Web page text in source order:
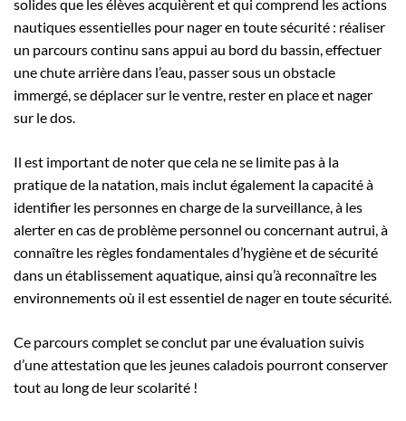
solides que les élèves acquièrent et qui comprend les actions
nautiques essentielles pour nager en toute sécurité : réaliser
un parcours continu sans appui au bord du bassin, effectuer
une chute arrière dans l’eau, passer sous un obstacle
immergé, se déplacer sur le ventre, rester en place et nager
sur le dos.
Il est important de noter que cela ne se limite pas à la
pratique de la natation, mais inclut également la capacité à
identifier les personnes en charge de la surveillance, à les
alerter en cas de problème personnel ou concernant autrui, à
connaître les règles fondamentales d’hygiène et de sécurité
dans un établissement aquatique, ainsi qu’à reconnaître les
environnements où il est essentiel de nager en toute sécurité.
Ce parcours complet se conclut par une évaluation suivis
d’une attestation que les jeunes caladois pourront conserver
tout au long de leur scolarité !